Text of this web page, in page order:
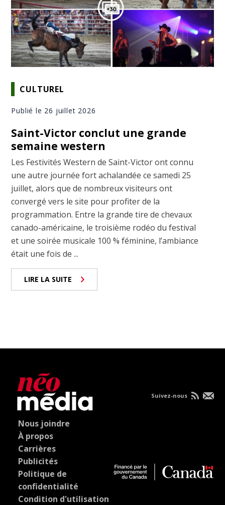
CULTUREL
Publié le 26 juillet 2026
Saint-Victor conclut une grande
semaine western
Les Festivités Western de Saint-Victor ont connu
une autre journée fort achalandée ce samedi 25
juillet, alors que de nombreux visiteurs ont
convergé vers le site pour profiter de la
programmation. Entre la grande tire de chevaux
canado-américaine, le troisième rodéo du festival
et une soirée musicale 100 % féminine, l’ambiance
était une fois de ...
LIRE LA SUITE
Nous joindre
À propos
Carrières
Publicités
Politique de
confidentialité
Condition d'utilisation
Suivez-nous